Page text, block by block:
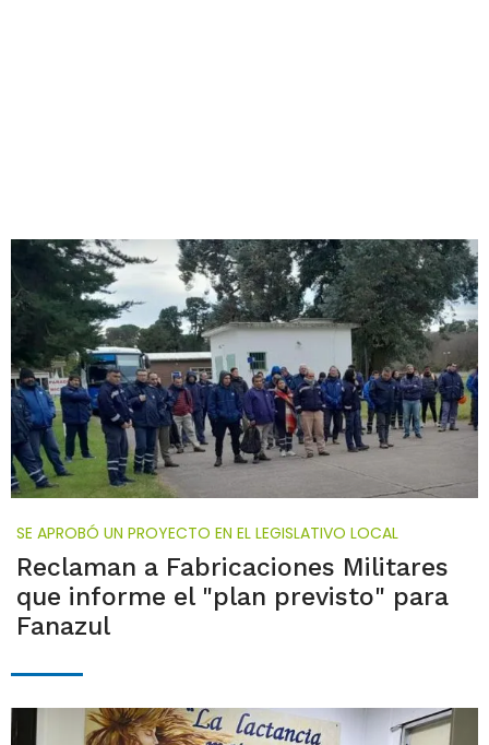
SE APROBÓ UN PROYECTO EN EL LEGISLATIVO LOCAL
Reclaman a Fabricaciones Militares
que informe el "plan previsto" para
Fanazul